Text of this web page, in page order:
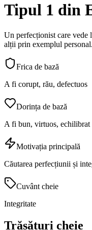
Tipul 1 din
Un perfecționist care vede
alții prin exemplul personal.
Frica de bază
A fi corupt, rău, defectuos
Dorința de bază
A fi bun, virtuos, echilibrat
Motivația principală
Căutarea perfecțiunii și
Cuvânt cheie
Integritate
Trăsături cheie